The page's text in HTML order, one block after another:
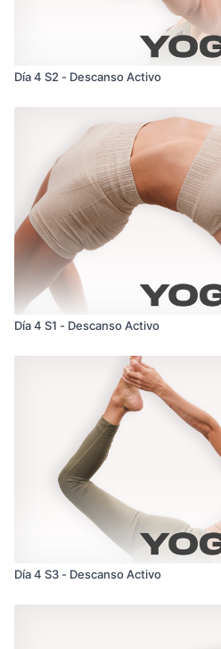
Día 4 S2 - Descanso Activo ‎
Día 4 S1 - Descanso Activo
Día 4 S3 - Descanso Activo